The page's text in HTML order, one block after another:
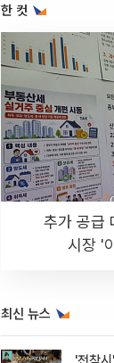
한 컷
추가 공급
시장 '
최신 뉴스